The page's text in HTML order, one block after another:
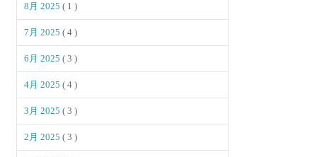
8月 2025( 1 )
7月 2025( 4 )
6月 2025( 3 )
4月 2025( 4 )
3月 2025( 3 )
2月 2025( 3 )